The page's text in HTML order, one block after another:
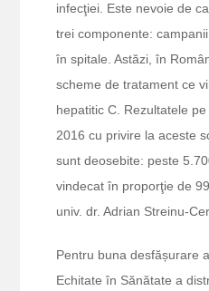
infecţiei. Este nevoie de
trei componente:
în spitale. Astăzi, în
scheme de tratament ce
hepatitic C. Rezultatele
2016 cu privire la aceste
sunt deosebite: peste
vindecat în proporţie de
univ. dr. Adrian Streinu-
Pentru buna desfășurare
Echitate în Sănătate a